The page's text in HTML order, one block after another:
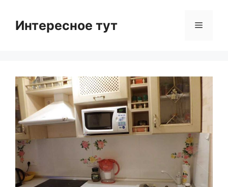
contentИнтересное тут Menu